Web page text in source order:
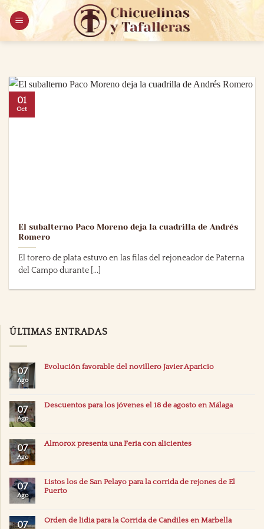
Saltar
contenido
El subalterno Paco Moreno deja la cuadrilla de Andrés
Romero
El torero de plata estuvo en las filas del rejoneador de Paterna
del Campo durante [...]
01
Oct
ÚLTIMAS ENTRADAS
07
Ago
Evolución favorable del novillero Javier Aparicio
07
Ago
Descuentos para los jóvenes el 18 de agosto en Málaga
07
Ago
Almorox presenta una Feria con alicientes
07
Ago
Listos los de San Pelayo para la corrida de rejones de El
Puerto
07 Orden de lidia para la Corrida de Candiles en Marbella